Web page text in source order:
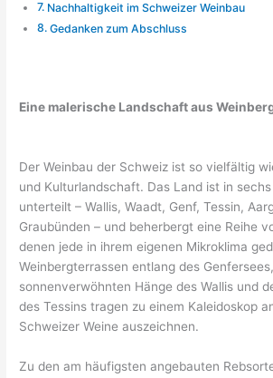
Nachhaltigkeit im Schweizer Weinbau
Gedanken zum Abschluss
Eine malerische Landschaft aus
Der Weinbau der Schweiz ist so vielfältig
und Kulturlandschaft. Das Land ist in sechs
unterteilt – Wallis, Waadt, Genf, Tessin,
Graubünden – und beherbergt eine Reihe
denen jede in ihrem eigenen Mikroklima
Weinbergterrassen entlang des
sonnenverwöhnten Hänge des Wallis und
des Tessins tragen zu einem Kaleidoskop
Schweizer Weine auszeichnen.
Zu den am häufigsten angebauten